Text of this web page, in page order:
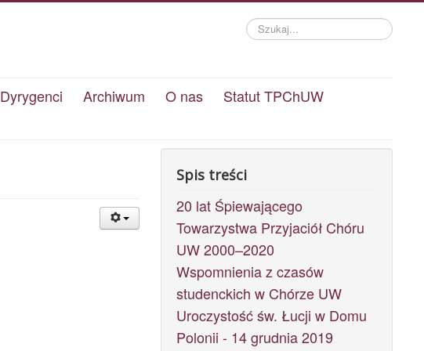
Szukaj...
Dyrygenci Archiwum O nas
Statut TPChUW
Spis treści
20 lat Śpiewającego
Towarzystwa Przyjaciół Chóru
UW 2000–2020
Wspomnienia z czasów
studenckich w Chórze UW
Uroczystość św. Łucji w Domu
Polonii - 14 grudnia 2019